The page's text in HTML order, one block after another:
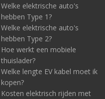
Welke elektrische auto's
hebben Type 1?
Welke elektrische auto's
hebben Type 2?
Hoe werkt een mobiele
thuislader?
Welke lengte EV kabel moet ik
kopen?
Kosten elektrisch rijden met